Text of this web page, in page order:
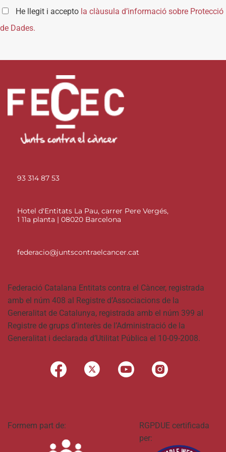
He llegit i accepto la clàusula d’informació sobre Protecció
de Dades.
93 314 87 53
Hotel d'Entitats La Pau, carrer Pere Vergés,
1 11a planta | 08020 Barcelona
federacio@juntscontraelcancer.cat
Federació Catalana Entitats contra el Càncer, registrada
amb el núm 408 al Registre d’Associacions de la
Generalitat de Catalunya, registrada amb el núm 399 al
Registre de grups d’interès de l’Administració de la
Generalitat i declarada d’Utilitat Pública el 10-09-2008.
Formem part de:
RGPDUE certificada
per: